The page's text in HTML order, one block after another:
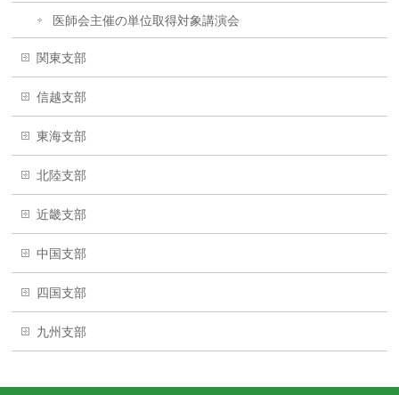
医師会主催の単位取得対象講演会
関東支部
信越支部
東海支部
北陸支部
近畿支部
中国支部
四国支部
九州支部